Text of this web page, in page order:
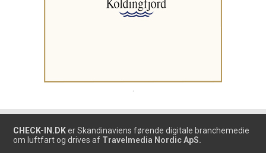
CHECK-IN.DK er Skandinaviens førende digitale branchemedie
om luftfart og drives af Travelmedia Nordic ApS.